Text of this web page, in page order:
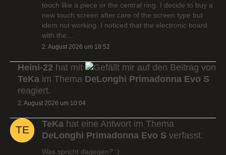
touch like a piece or the central ring. I decide to buy a
new touch screen after care of the screen type but
idem not working. I noticed that the electronic board
with the…
2. August 2026 um 18:52
Heini-22 hat mit
auf den Beitrag von
TeKa im Thema DeLonghi Primadonna Evo S
reagiert.
2. August 2026 um 10:04
TeKa hat eine Antwort im Thema
DeLonghi Primadonna Evo S verfasst.
Was spricht dagegen? :)